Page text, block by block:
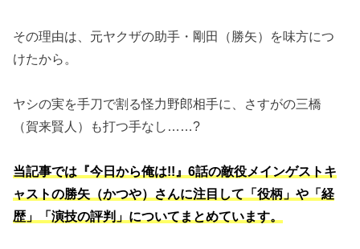
その理由は、元ヤクザの助手・剛田（勝矢）を味方につ
けたから。
ヤシの実を手刀で割る怪力野郎相手に、さすがの三橋
（賀来賢人）も打つ手なし……?
当記事では『今日から俺は!!』6話の敵役メインゲストキ
ャストの勝矢（かつや）さんに注目して「役柄」や「経
歴」「演技の評判」についてまとめています。